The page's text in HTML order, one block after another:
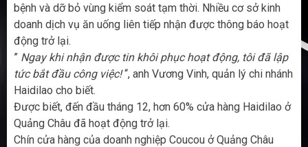
bệnh và dỡ bỏ vùng kiểm soát tạm thời. Nhiều cơ sở kinh
doanh dịch vụ ăn uống liên tiếp nhận được thông báo hoạt
động trở lại.
” Ngay khi nhận được tin khôi phục hoạt động, tôi đã lập
tức bắt đầu công việc!“, anh Vương Vinh, quản lý chi nhánh
Haidilao cho biết.
Được biết, đến đầu tháng 12, hơn 60% cửa hàng Haidilao ở
Quảng Châu đã hoạt động trở lại.
Chín cửa hàng của doanh nghiệp Coucou ở Quảng Châu